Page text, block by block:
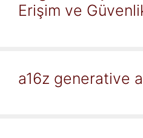
Erişim ve
a16z generative